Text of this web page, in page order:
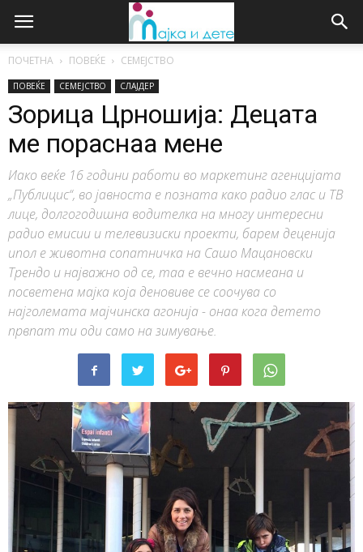
ПОЧЕТНА ПОВЕЌЕ СЕМЕЈСТВО
ПОВЕЌЕ СЕМЕЈСТВО СЛАЈДЕР
Зорица Црношија: Децата
ме пораснаа мене
Иако веќе 16 години работи во маркетинг агенцијата
„Публицис“, во јавноста е позната како радио глас и ТВ
лице, долгогодишна водителка на многу интересни
радио емисии и телевизиски проекти, барем деценија
ипол е животна сопатничка на Сашо Мацановски
Трендо и најважно од се, таа е вечно насмеана и
посветена мајка која деновиве се соочува со
најголемата мајчинска агонија - онаа кога детето
првпат ти оди само на зимување.